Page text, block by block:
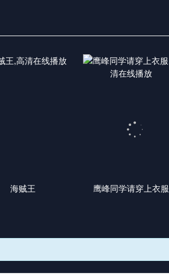
海贼王 鹰峰同学请穿上衣服